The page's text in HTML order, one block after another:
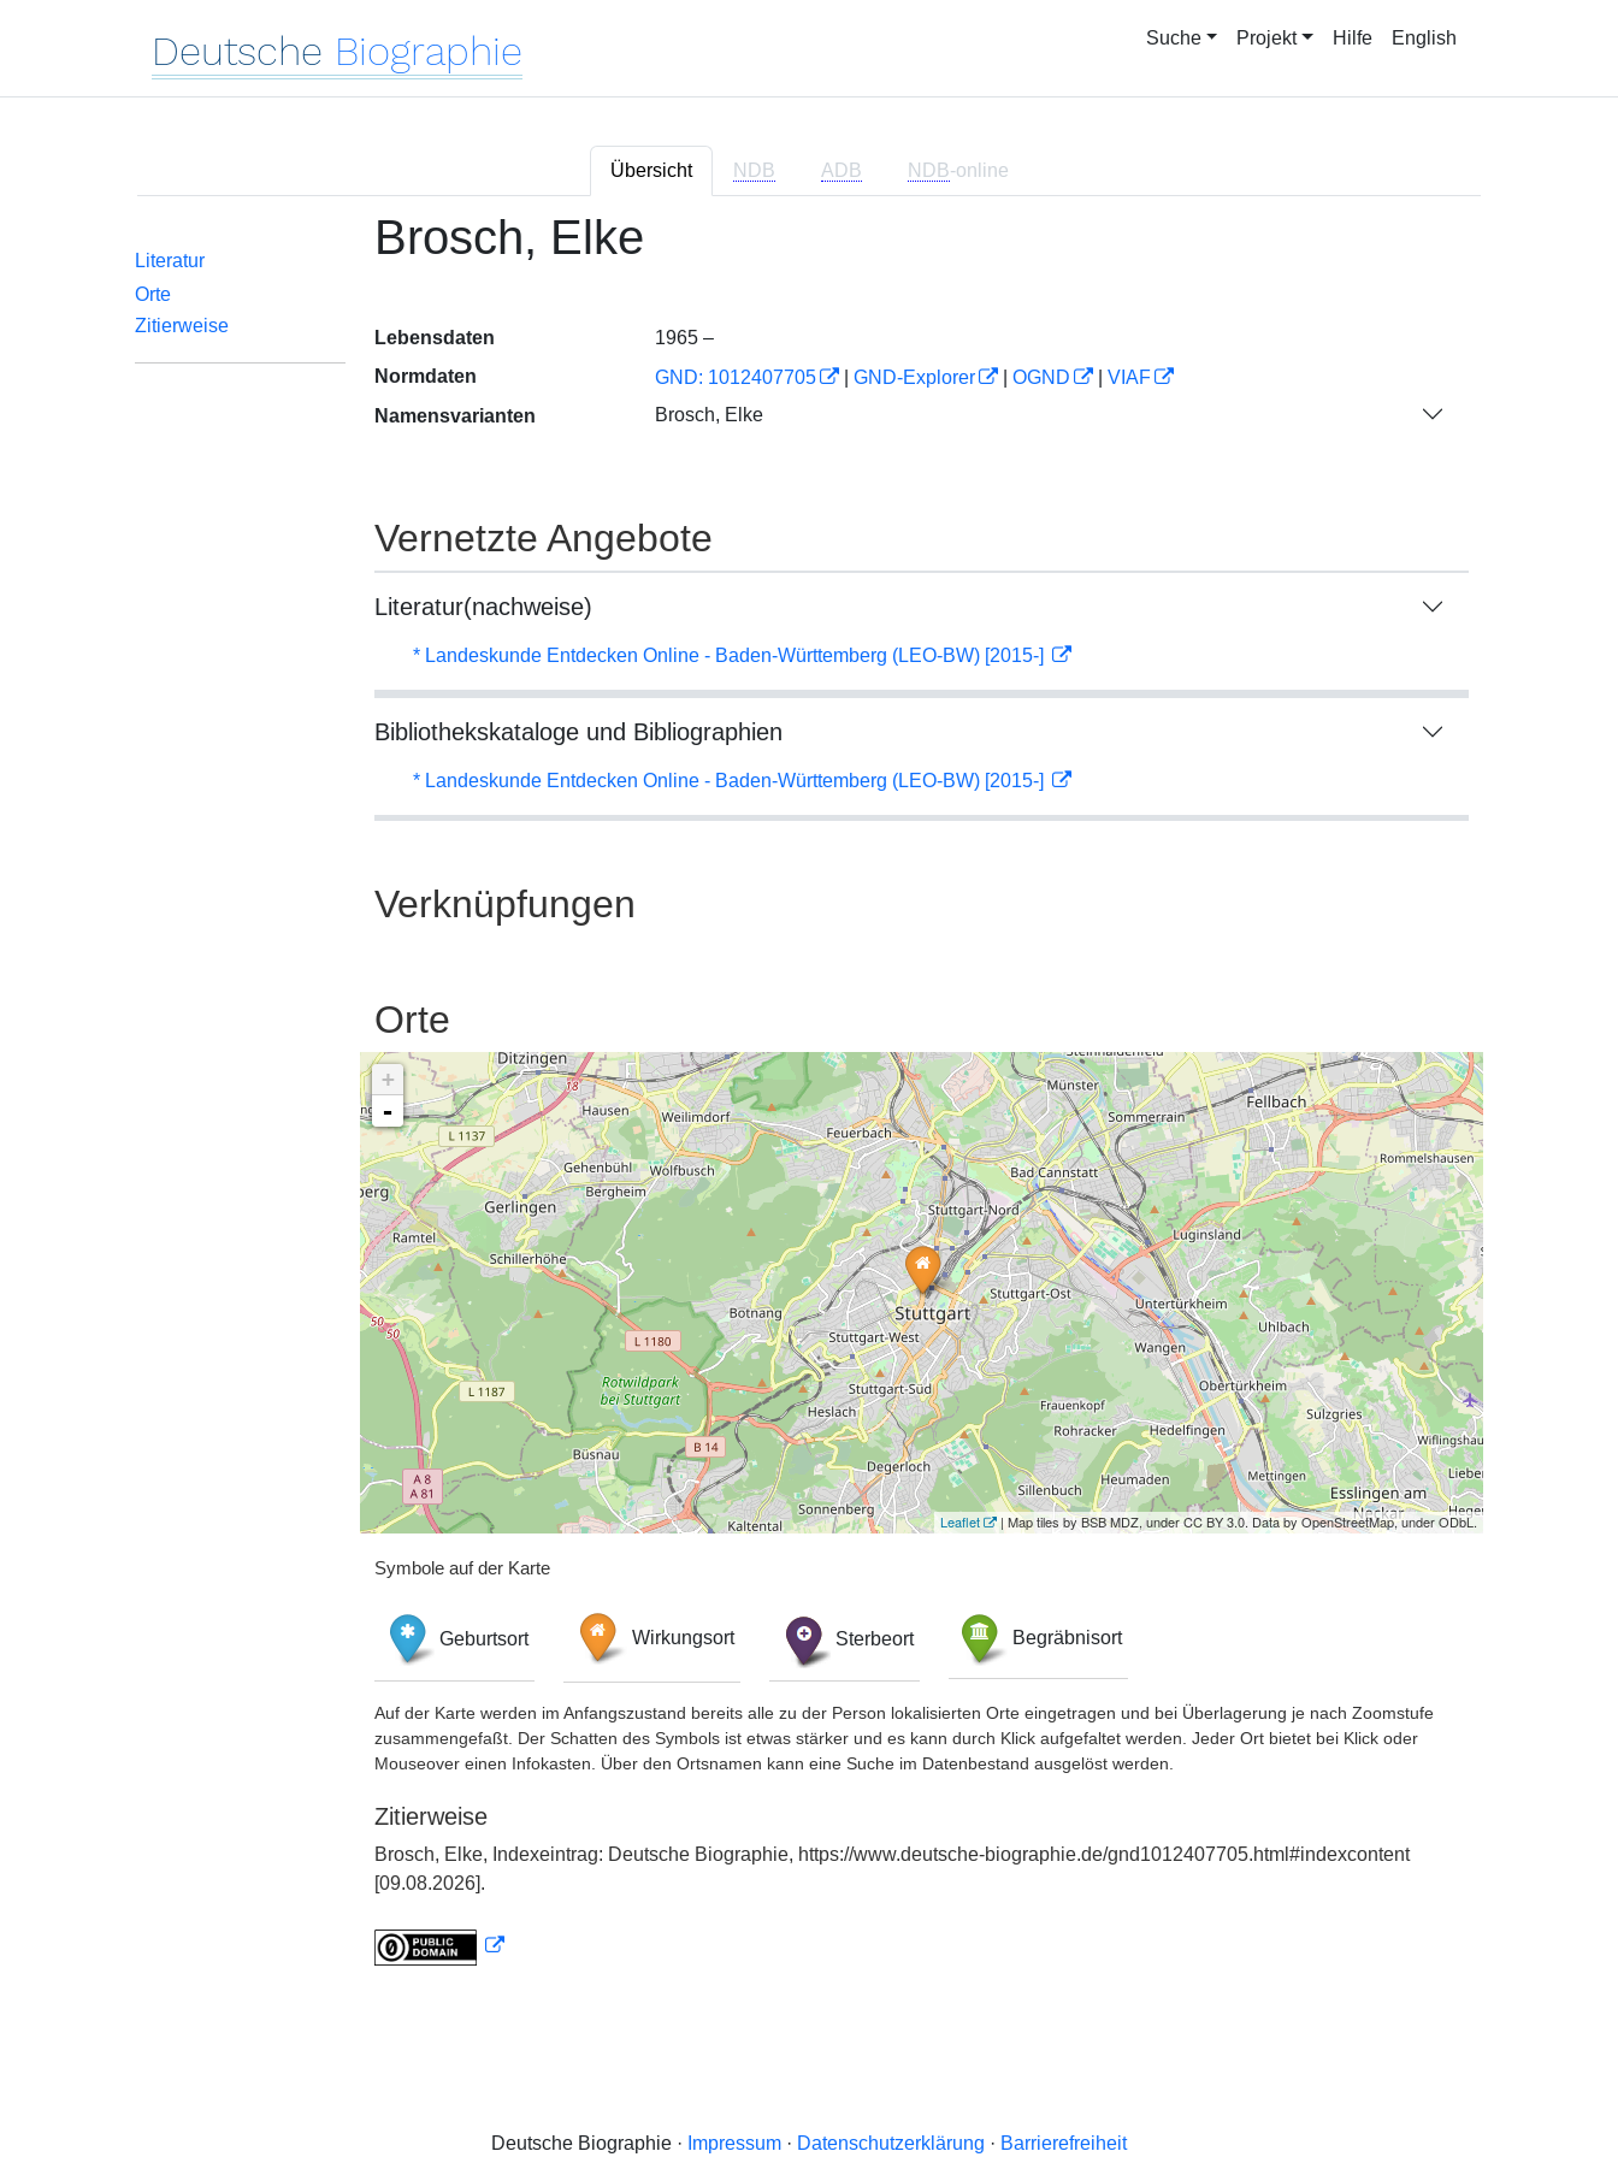
Deutsche Biographie Suche Projekt Hilfe English
Übersicht NDB ADB NDB-online
Literatur
Orte
Zitierweise
Brosch, Elke
Lebensdaten
1965 –
Normdaten
GND: 1012407705 GND-Explorer OGND
VIAF
Namensvarianten
Brosch, Elke
Vernetzte Angebote
Literatur(nachweise)
* Landeskunde Entdecken Online - Baden-Württemberg (LEO-BW) [2015-]
Bibliothekskataloge und Bibliographien
* Landeskunde Entdecken Online - Baden-Württemberg (LEO-BW) [2015-]
Verknüpfungen
Orte
+
-
Leaflet | Map tiles by BSB MDZ, under CC BY 3.0. Data by OpenStreetMap, under ODbL.
Symbole auf der Karte
Geburtsort Wirkungsort Sterbeort Begräbnisort
Auf der Karte werden im Anfangszustand bereits alle zu der Person lokalisierten Orte eingetragen und bei Überlagerung je nach Zoomstufe
zusammengefaßt. Der Schatten des Symbols ist etwas stärker und es kann durch Klick aufgefaltet werden. Jeder Ort bietet bei Klick oder
Mouseover einen Infokasten. Über den Ortsnamen kann eine Suche im Datenbestand ausgelöst werden.
Zitierweise
Brosch, Elke, Indexeintrag: Deutsche Biographie, https://www.deutsche-biographie.de/gnd1012407705.html#indexcontent
[09.08.2026].
Deutsche Biographie · Impressum · Datenschutzerklärung · Barrierefreiheit